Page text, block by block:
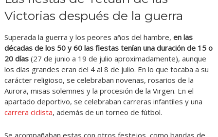
Victorias después de la guerra
Superada la guerra y los peores años del hambre, en las
décadas de los 50 y 60 las fiestas tenían una duración de 15 o
20 días(27 de junio a 19 de julio aproximadamente), aunque
los días grandes eran del 4 al 8 de julio. En lo que tocaba a su
carácter religioso, se celebraban novenas, rosarios de la
Aurora, misas solemnes y la procesión de la Virgen. En el
apartado deportivo, se celebraban carreras infantiles y una
carrera ciclista, además de un torneo de fútbol.
Se acompañaban estas con otros festejos, como bandas de